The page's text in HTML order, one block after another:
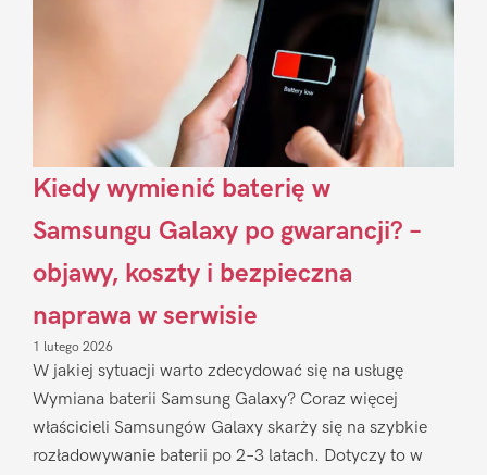
Kiedy wymienić baterię w
Samsungu Galaxy po gwarancji? –
objawy, koszty i bezpieczna
naprawa w serwisie
1 lutego 2026
W jakiej sytuacji warto zdecydować się na usługę
Wymiana baterii Samsung Galaxy? Coraz więcej
właścicieli Samsungów Galaxy skarży się na szybkie
rozładowywanie baterii po 2–3 latach. Dotyczy to w